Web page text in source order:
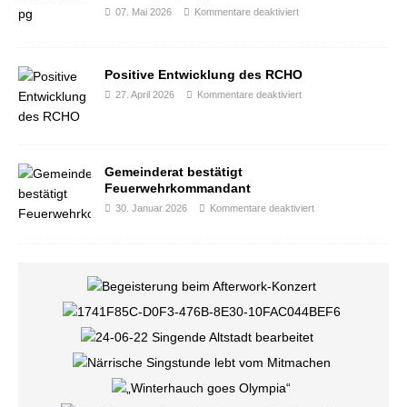
07. Mai 2026 Kommentare deaktiviert
Positive Entwicklung des RCHO
27. April 2026 Kommentare deaktiviert
Gemeinderat bestätigt
Feuerwehrkommandant
30. Januar 2026 Kommentare deaktiviert